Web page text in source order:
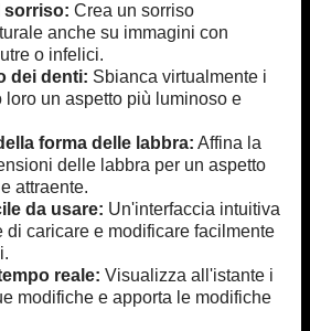
sorriso: Crea un sorriso
anche su immagini con
o infelici.
dei denti: Sbianca virtualmente i
loro un aspetto più luminoso e
forma delle labbra: Affina la
delle labbra per un aspetto
attraente.
da usare: Un'interfaccia intuitiva
di caricare e modificare facilmente
reale: Visualizza all'istante i
modifiche e apporta le modifiche